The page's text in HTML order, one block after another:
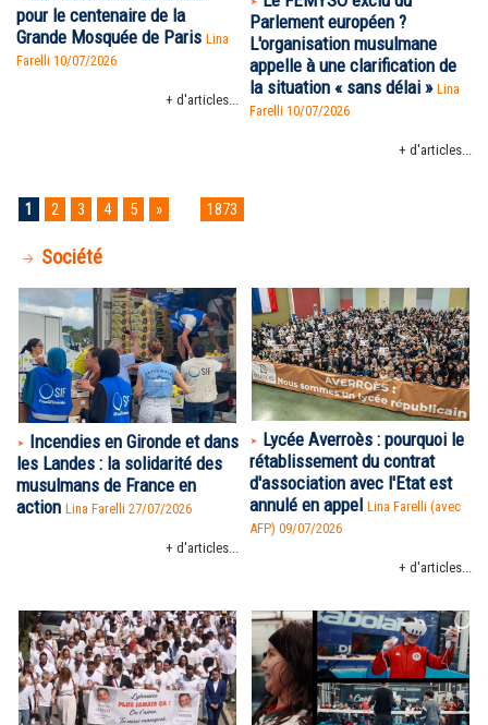
pour le centenaire de la
Grande Mosquée de Paris Lina
Farelli 10/07/2026
+ d'articles...
Parlement européen ?
L'organisation musulmane
appelle à une clarification de
la situation « sans délai » Lina
Farelli 10/07/2026
+ d'articles...
1 2 3 4 5 » 1873
Société
Incendies en Gironde et dans
les Landes : la solidarité des
musulmans de France en
action Lina Farelli 27/07/2026
+ d'articles...
Lycée Averroès : pourquoi le
rétablissement du contrat
d'association avec l'Etat est
annulé en appel Lina Farelli (avec
AFP) 09/07/2026
+ d'articles...